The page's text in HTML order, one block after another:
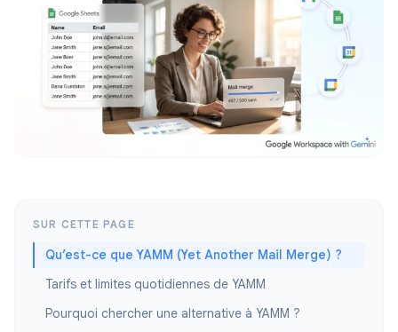
SUR CETTE PAGE
Qu’est-ce que YAMM (Yet Another Mail Merge) ?
Tarifs et limites quotidiennes de YAMM
Pourquoi chercher une alternative à YAMM ?